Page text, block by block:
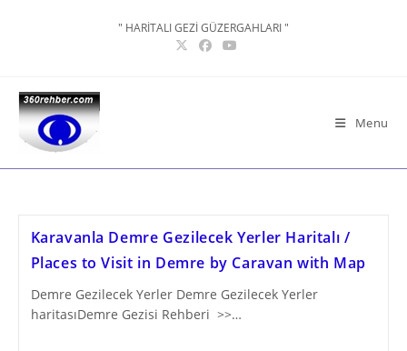
" HARİTALI GEZİ GÜZERGAHLARI "
Menu
Karavanla Demre Gezilecek Yerler Haritalı /
Places to Visit in Demre by Caravan with Map
Demre Gezilecek Yerler Demre Gezilecek Yerler
haritasıDemre Gezisi Rehberi >>…